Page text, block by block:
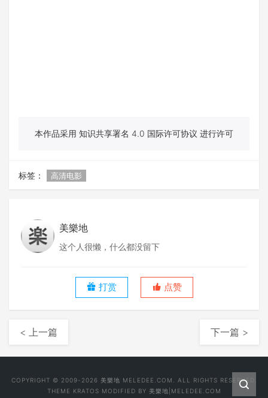
本作品采用 知识共享署名 4.0 国际许可协议 进行许可
标签： 高清电影
美樂地
这个人很懒，什么都没留下
打赏 点赞
< 上一篇 下一篇 >
COPYRIGHT © 2009-2026 美樂地 MELEDEE.COM. ALL RIGHTS RESERVED.
THEME KRATOS MODIFIED BY 美樂地|MELEDEE.COM